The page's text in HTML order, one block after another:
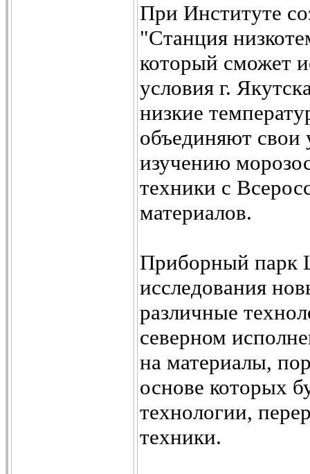
При Институте
"Станция
который сможет
условия г.
низкие
объединяют свои
изучению
техники с
материалов.
Приборный парк
исследования
различные
северном
на материалы,
основе которых
технологии,
техники.